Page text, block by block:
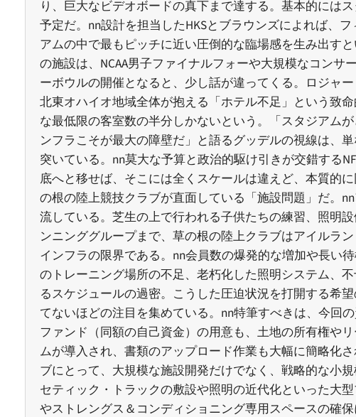
り、巨大なビデオボードの真下まで達する。基本的には
予定だ。nn設計を担当したHKSとブラウンズによれば、
アムの中で最もピッチに近い圧倒的な臨場感を生み出す
の施設は、NCAA男子ファイナルフォーや大規模なコン
ーボウルの開催となると、少し話が違ってくる。ロジャ
北東オハイオ地域全体が抱える「ホテル不足」という致
な最低限の客室数の半分しかないという。「スタジアム
ンフラこそが最大の障壁だ」と語るグッデルの視線は、
突いている。nn莫大な予算と政治的駆け引きが交錯する
底へと移せば、そこには全くスケールは違えど、本質的
の根の陸上競技クラブが直面している「施設問題」だ。
流している。芝生の上で行われる子供たちの練習、照明
ンニンググループまで、草の根の陸上クラブはアイルラ
インフラの限界である。nn会員数の爆発的な増加や長い
のトレーニング場所の不足、老朽化した照明システム、
るスケジュールの過密。こうした圧迫状況を打開する希
てないほどの注目を集めている。nn特筆すべきは、今回
ファンド（同額の自己資金）の用意も、土地の所有権や
ムが導入され、書類のアップロード作業も大幅に簡略化
ブにとって、大規模な施設開発だけでなく、戦略的な小
セティック・トラックの敷設や照明の近代化といった大
やストレングス＆コンディショニング専用スペースの確